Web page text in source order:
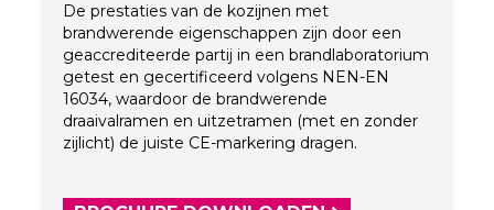
De prestaties van de kozijnen met
brandwerende eigenschappen zijn door een
geaccrediteerde partij in een brandlaboratorium
getest en gecertificeerd volgens NEN-EN
16034, waardoor de brandwerende
draaivalramen en uitzetramen (met en zonder
zijlicht) de juiste CE-markering dragen.